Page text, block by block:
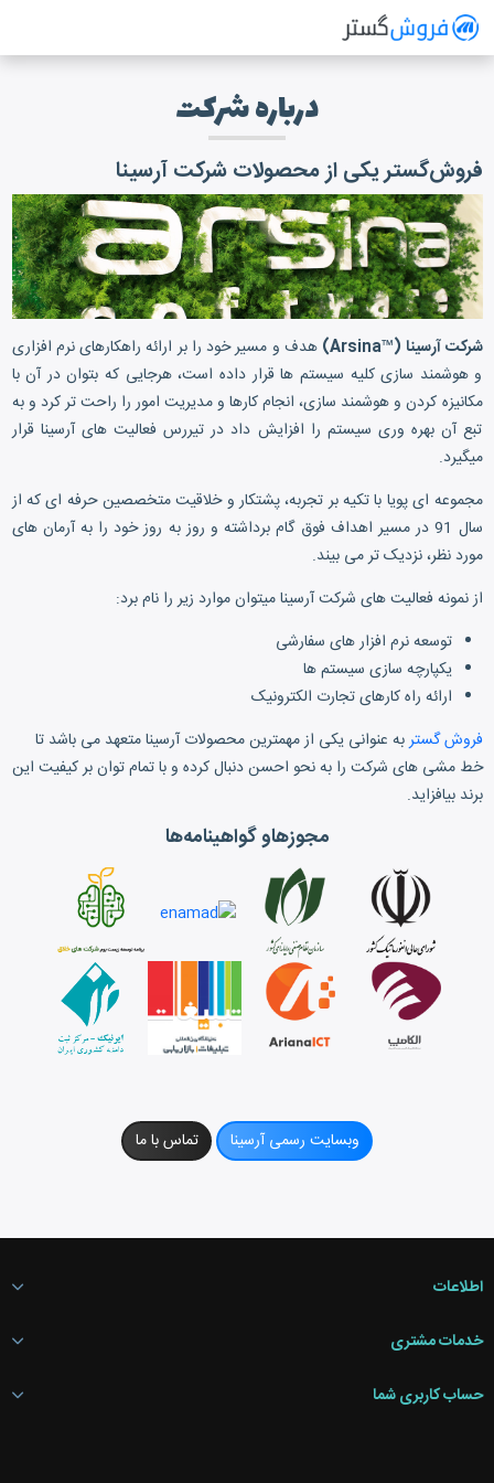
سیستم مدیریت فروش آنلاین
درباره شرکت
فروش‌گستر یکی از محصولات شرکت آرسینا
شرکت آرسینا (™Arsina)
هدف و مسیر خود را بر ارائه راهکارهای نرم افزاری
و هوشمند سازی کلیه سیستم ها قرار داده است، هرجایی که بتوان در آن با
مکانیزه کردن و هوشمند سازی، انجام کارها و مدیریت امور را راحت تر کرد و به
تبع آن بهره وری سیستم را افزایش داد در تیررس فعالیت های آرسینا قرار
میگیرد.
مجموعه ای پویا با تکیه بر تجربه، پشتکار و خلاقیت متخصصین حرفه ای که از
سال 91 در مسیر اهداف فوق گام برداشته و روز به روز خود را به آرمان های
مورد نظر، نزدیک تر می بیند.
از نمونه فعالیت های شرکت آرسینا میتوان موارد زیر را نام برد:
توسعه نرم افزار های سفارشی
یکپارچه سازی سیستم ها
ارائه راه کارهای تجارت الکترونیک
فروش گستربه عنوانی یکی از مهمترین محصولات آرسینا متعهد می باشد تا
خط مشی های شرکت را به نحو احسن دنبال کرده و با تمام توان بر کیفیت این
برند بیافزاید.
مجوزهاو گواهینامه‌ها
وبسایت رسمی آرسینا تماس با ما
اطلاعات
خدمات مشتری
حساب کاربری شما